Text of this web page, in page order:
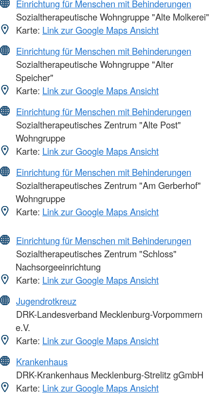
Einrichtung für Menschen mit Behinderungen
Sozialtherapeutische Wohngruppe "Alte Molkerei"
Karte: Link zur Google Maps Ansicht
Einrichtung für Menschen mit Behinderungen
Sozialtherapeutische Wohngruppe "Alter
Speicher"
Karte: Link zur Google Maps Ansicht
Einrichtung für Menschen mit Behinderungen
Sozialtherapeutisches Zentrum "Alte Post"
Wohngruppe
Karte: Link zur Google Maps Ansicht
Einrichtung für Menschen mit Behinderungen
Sozialtherapeutisches Zentrum "Am Gerberhof"
Wohngruppe
Karte: Link zur Google Maps Ansicht
Einrichtung für Menschen mit Behinderungen
Sozialtherapeutisches Zentrum "Schloss"
Nachsorgeeinrichtung
Karte: Link zur Google Maps Ansicht
Jugendrotkreuz
DRK-Landesverband Mecklenburg-Vorpommern
e.V.
Karte: Link zur Google Maps Ansicht
Krankenhaus
DRK-Krankenhaus Mecklenburg-Strelitz gGmbH
Karte: Link zur Google Maps Ansicht